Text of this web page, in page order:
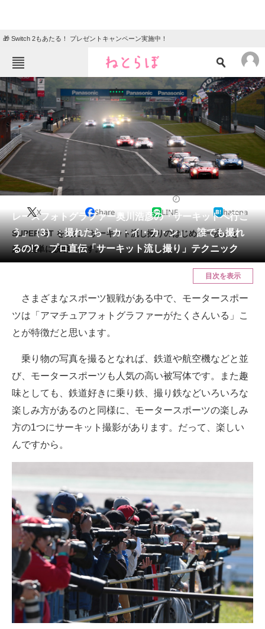
🎁 Switch 2もあたる！ プレゼントキャンペーン実施中！
ねとらぼメニュー
TOP ニュース
エンタメ クイズ
グルメ 地域
住まい 教育・育児
動物
会員記事
メディア
注目記事を集めた総合ページ
スマホと通信の最新トレンド
ビジネスと働き方のヒント
AI活用のいまが分かる
企業ITのトレンドを詳説
マーケ×ITの今がよく分かる
ITエンジニア向け専門サイト
企業向けIT製品の総合サイト
IT製品の技術・比較・事例
製造業のIT導入・活用を支援
モノづくり技術者専門サイト
レースフォトグラファー奥川浩彦の「サーキットへ行こ
う」（3）：撮れたら「カ・イ・カ・ン」 誰でも撮れ
るの!? プロ直伝「サーキット流し撮り」テクニック
X Share LINE hatena
SUPER GT を例に「サーキット流し撮りのはじめの一歩」を
超〜簡単に説明します。
目次を表示
さまざまなスポーツ観戦がある中で、モータースポー
ツは「アマチュアフォトグラファーがたくさんいる」こ
とが特徴だと思います。
乗り物の写真を撮るとなれば、鉄道や航空機などと並
び、モータースポーツも人気の高い被写体です。また趣
味としても、鉄道好きに乗り鉄、撮り鉄などいろいろな
楽しみ方があるのと同様に、モータースポーツの楽しみ
方の1つにサーキット撮影があります。だって、楽しい
んですから。